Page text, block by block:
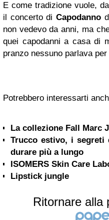
E come tradizione vuole,
il concerto di Capodanno
non vedevo da anni, ma
quei capodanni a casa di
pranzo nessuno parlava
Potrebbero interessarti
La collezione Fall Marc
Trucco estivo, i segreti
durare più a lungo
ISOMERS Skin Care
Lipstick jungle
Ritornare alla